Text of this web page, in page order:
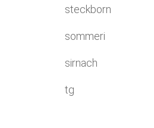
steckborn
sommeri
sirnach
tg